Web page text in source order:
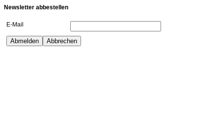
Newsletter abbestellen
E-Mail